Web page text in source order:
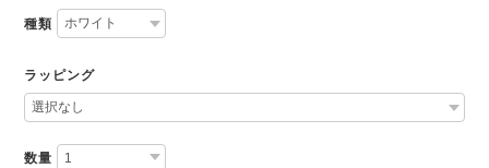
種類
ラッピング
数量